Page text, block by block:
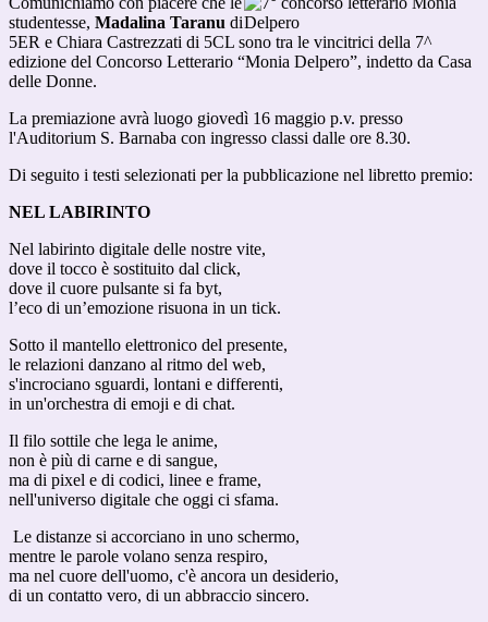
studentesse, Madalina Taranu di
5ER e Chiara Castrezzati di 5CL sono tra le vincitrici della 7^
edizione del Concorso Letterario “Monia Delpero”, indetto da Casa
delle Donne.
La premiazione avrà luogo giovedì 16 maggio p.v. presso
l'Auditorium S. Barnaba con ingresso classi dalle ore 8.30.
Di seguito i testi selezionati per la pubblicazione nel libretto premio:
NEL LABIRINTO
Nel labirinto digitale delle nostre vite,
dove il tocco è sostituito dal click,
dove il cuore pulsante si fa byt,
l’eco di un’emozione risuona in un tick.
Sotto il mantello elettronico del presente,
le relazioni danzano al ritmo del web,
s'incrociano sguardi, lontani e differenti,
in un'orchestra di emoji e di chat.
Il filo sottile che lega le anime,
non è più di carne e di sangue,
ma di pixel e di codici, linee e frame,
nell'universo digitale che oggi ci sfama.
Le distanze si accorciano in uno schermo,
mentre le parole volano senza respiro,
ma nel cuore dell'uomo, c'è ancora un desiderio,
di un contatto vero, di un abbraccio sincero.